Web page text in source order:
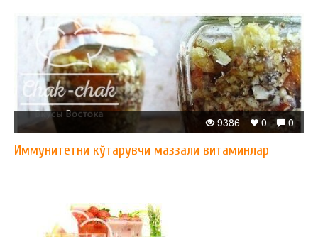
0
0
9386
Иммунитетни кўтарувчи маззали витаминлар